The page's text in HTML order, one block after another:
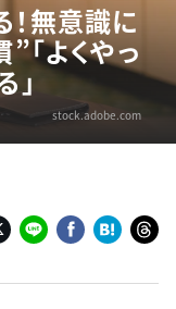
！無意識に
「よくやっ
」
stock.adobe.com